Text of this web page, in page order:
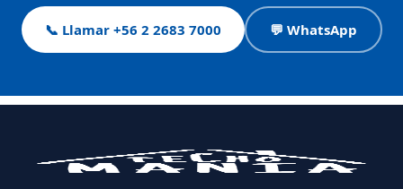
📞 Llamar +56 2 2683 7000 💬 WhatsApp